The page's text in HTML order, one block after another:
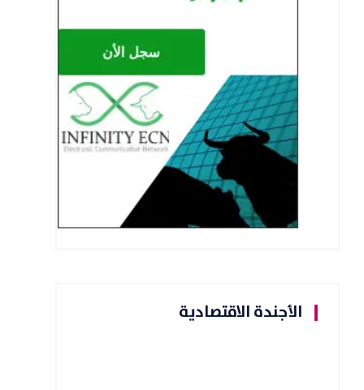
الأجندة الاقتصادية